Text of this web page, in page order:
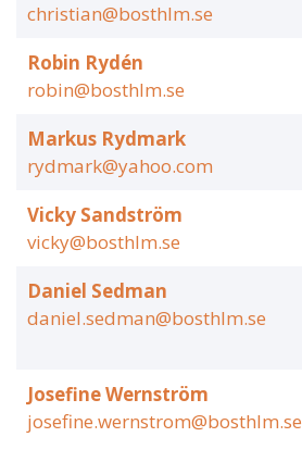
christian@bosthlm.se
Robin Rydén
robin@bosthlm.se
Markus Rydmark
rydmark@yahoo.com
Vicky Sandström
vicky@bosthlm.se
Daniel Sedman
daniel.sedman@bosthlm.se
Josefine Wernström
josefine.wernstrom@bosthlm.se